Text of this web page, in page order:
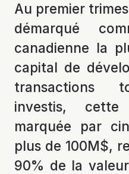
Au premier
démarqué
canadienne la
capital de
transactions
investis,
marquée par
plus de 100M$,
90% de la